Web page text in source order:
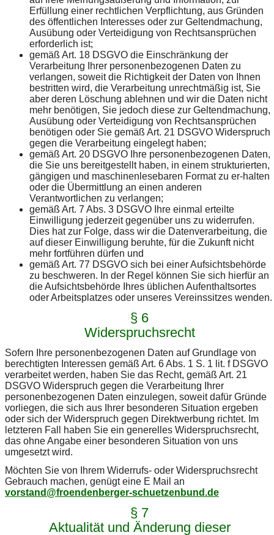
Erfüllung einer rechtlichen Verpflichtung, aus Gründen
des öffentlichen Interesses oder zur Geltendmachung,
Ausübung oder Verteidigung von Rechtsansprüchen
erforderlich ist;
gemäß Art. 18 DSGVO die Einschränkung der
Verarbeitung Ihrer personenbezogenen Daten zu
verlangen, soweit die Richtigkeit der Daten von Ihnen
bestritten wird, die Verarbeitung unrechtmäßig ist, Sie
aber deren Löschung ablehnen und wir die Daten nicht
mehr benötigen, Sie jedoch diese zur Geltendmachung,
Ausübung oder Verteidigung von Rechtsansprüchen
benötigen oder Sie gemäß Art. 21 DSGVO Widerspruch
gegen die Verarbeitung eingelegt haben;
gemäß Art. 20 DSGVO Ihre personenbezogenen Daten,
die Sie uns bereitgestellt haben, in einem strukturierten,
gängigen und maschinenlesebaren Format zu er-halten
oder die Übermittlung an einen anderen
Verantwortlichen zu verlangen;
gemäß Art. 7 Abs. 3 DSGVO Ihre einmal erteilte
Einwilligung jederzeit gegenüber uns zu widerrufen.
Dies hat zur Folge, dass wir die Datenverarbeitung, die
auf dieser Einwilligung beruhte, für die Zukunft nicht
mehr fortführen dürfen und
gemäß Art. 77 DSGVO sich bei einer Aufsichtsbehörde
zu beschweren. In der Regel können Sie sich hierfür an
die Aufsichtsbehörde Ihres üblichen Aufenthaltsortes
oder Arbeitsplatzes oder unseres Vereinssitzes wenden.
§ 6
Widerspruchsrecht
Sofern Ihre personenbezogenen Daten auf Grundlage von
berechtigten Interessen gemäß Art. 6 Abs. 1 S. 1 lit. f DSGVO
verarbeitet werden, haben Sie das Recht, gemäß Art. 21
DSGVO Widerspruch gegen die Verarbeitung Ihrer
personenbezogenen Daten einzulegen, soweit dafür Gründe
vorliegen, die sich aus Ihrer besonderen Situation ergeben
oder sich der Widerspruch gegen Direktwerbung richtet. Im
letzteren Fall haben Sie ein generelles Widerspruchsrecht,
das ohne Angabe einer besonderen Situation von uns
umgesetzt wird.
Möchten Sie von Ihrem Widerrufs- oder Widerspruchsrecht
Gebrauch machen, genügt eine E Mail an
vorstand@froendenberger-schuetzenbund.de
§ 7
Aktualität und Änderung dieser